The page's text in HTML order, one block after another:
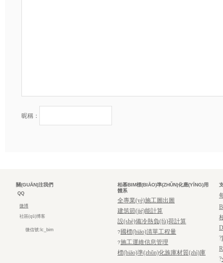
昵稱：
關(GUĀN)注我們
QQ
微博
社區(qū)博客
微信號:lc_bim
柏慕BIM標(BIĀO)準(ZHǓN)化應(YĪNG)用
體系
全專業(yè)施工圖出圖
建筑節(jié)能計算
設(shè)備冷熱負(fù)荷計算
? 國標(biāo)清單工程量
?施工運維信息管理
標(biāo)準(zhǔn)化族庫材質(zhì)庫
?
?